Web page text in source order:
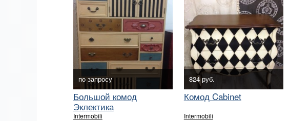
по запросу
Большой комод
Эклектика
Intermobili
824 руб.
Комод Cabinet
Intermobili